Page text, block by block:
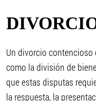
Un divorcio contencioso
como la división de
que estas disputas
la respuesta, la